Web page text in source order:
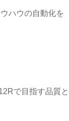
ハウの自動化を
で目指す品質と